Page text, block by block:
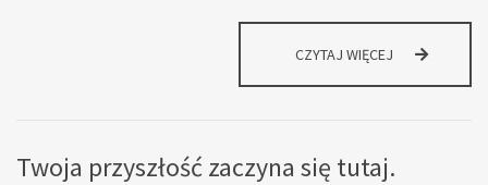
CZYTAJ WIĘCEJ
Twoja przyszłość zaczyna się tutaj.